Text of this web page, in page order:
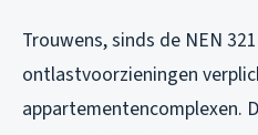
Trouwens, sinds de NEN
ontlastvoorzieningen
appartementencomplexen.